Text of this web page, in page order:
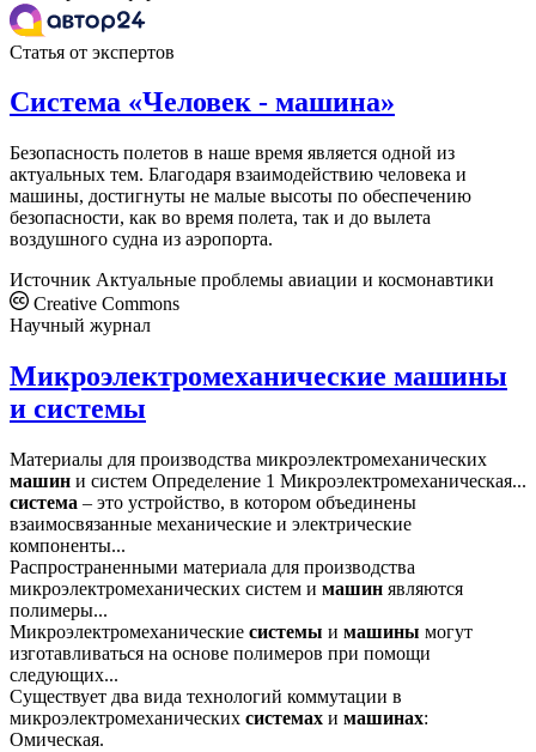
Статья от экспертов
Система «Человек - машина»
Безопасность полетов в наше время является одной из
актуальных тем. Благодаря взаимодействию человека и
машины, достигнуты не малые высоты по обеспечению
безопасности, как во время полета, так и до вылета
воздушного судна из аэропорта.
Источник Актуальные проблемы авиации и космонавтики
Creative Commons
Научный журнал
Микроэлектромеханические машины
и системы
Материалы для производства микроэлектромеханических
машин и систем Определение 1 Микроэлектромеханическая...
система – это устройство, в котором объединены
взаимосвязанные механические и электрические
компоненты...
Распространенными материала для производства
микроэлектромеханических систем и машин являются
полимеры...
Микроэлектромеханические системы и машины могут
изготавливаться на основе полимеров при помощи
следующих...
Существует два вида технологий коммутации в
микроэлектромеханических системах и машинах:
Омическая.